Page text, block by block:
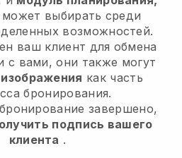
может выбирать среди
возможностей.
ваш клиент для обмена
с вами, они также могут
как часть
бронирования.
завершено,
подпись вашего
клиента .